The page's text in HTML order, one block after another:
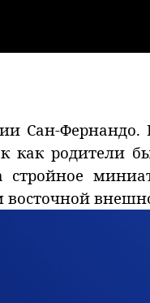
Сан-Фернандо.
родители
восточной